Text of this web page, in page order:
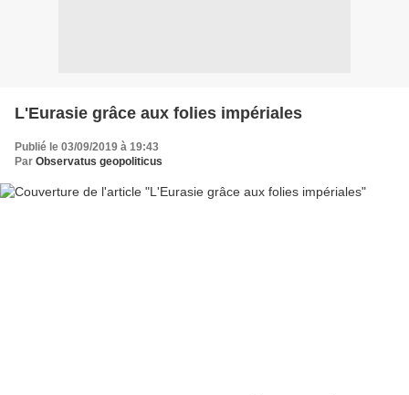
L'Eurasie grâce aux folies impériales
Publié le 03/09/2019 à 19:43
Par Observatus geopoliticus